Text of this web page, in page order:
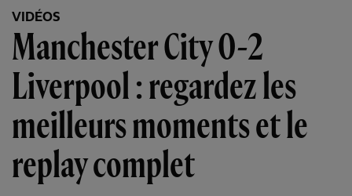
VIDÉOS
Manchester City 0-2
Liverpool : regardez les
meilleurs moments et le
replay complet